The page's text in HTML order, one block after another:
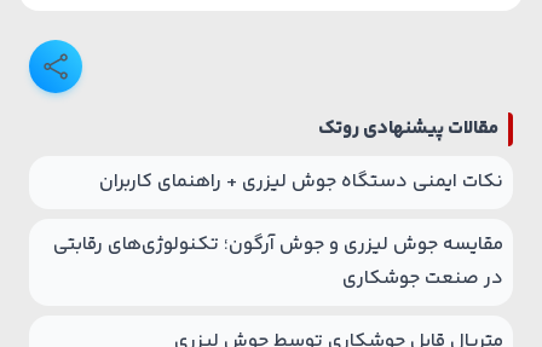
مقالات پیشنهادی روتک
نکات ایمنی دستگاه جوش لیزری + راهنمای کاربران
مقایسه جوش لیزری و جوش آرگون؛ تکنولوژی‌های رقابتی
در صنعت جوشکاری